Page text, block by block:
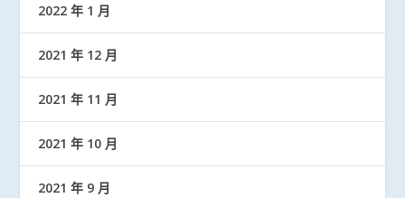
2022 年 1 月
2021 年 12 月
2021 年 11 月
2021 年 10 月
2021 年 9 月